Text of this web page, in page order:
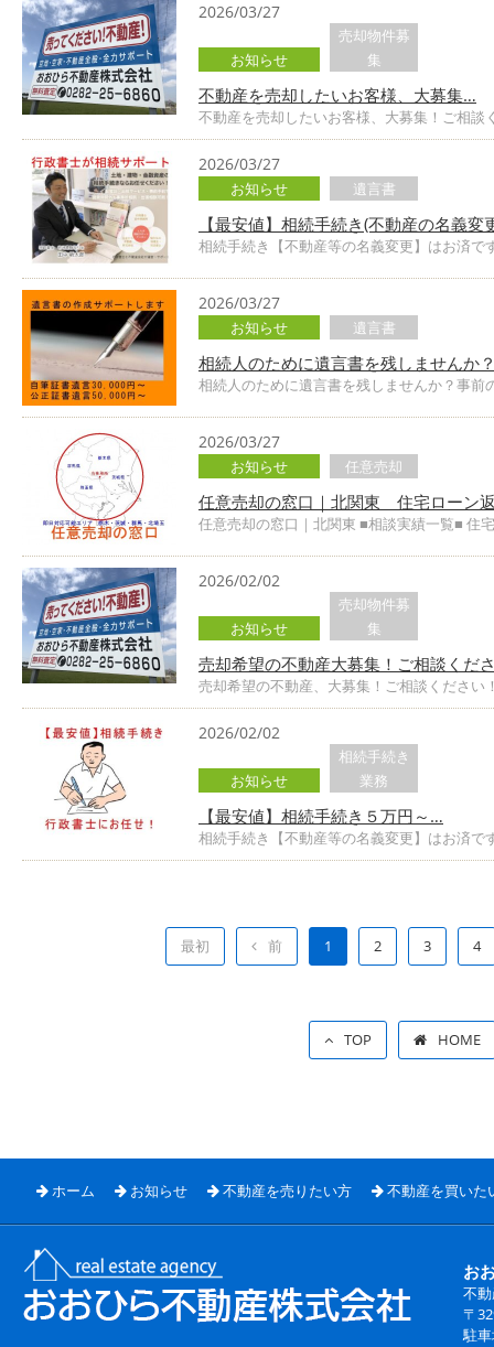
2026/03/27
お知らせ
売却物件募
集
不動産を売却したいお客様、大募集…
不動産を売却したいお客様、大募集！ご相
2026/03/27
お知らせ 遺言書
【最安値】相続手続き(不動産の名義
相続手続き【不動産等の名義変更】はお済
2026/03/27
お知らせ 遺言書
相続人のために遺言書を残しませんか
相続人のために遺言書を残しませんか？事
2026/03/27
お知らせ 任意売却
任意売却の窓口｜北関東 住宅ローン
任意売却の窓口｜北関東 ■相談実績一覧■ 住
2026/02/02
お知らせ
売却物件募
集
売却希望の不動産大募集！ご相談くだ
売却希望の不動産、大募集！ご相談くださ
2026/02/02
お知らせ
相続手続き
業務
【最安値】相続手続き５万円～…
相続手続き【不動産等の名義変更】はお済
最初 前 1 2 3 4
TOP HOME
ホーム お知らせ 不動産を売りたい方 不動産を買いた
お
不
〒
駐